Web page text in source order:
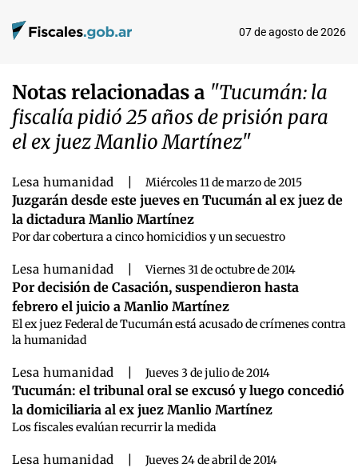
07 de agosto de 2026
Notas relacionadas a "Tucumán: la
fiscalía pidió 25 años de prisión para
el ex juez Manlio Martínez"
Lesa humanidad Miércoles 11 de marzo de 2015
Juzgarán desde este jueves en Tucumán al ex juez de
la dictadura Manlio Martínez
Por dar cobertura a cinco homicidios y un secuestro
Lesa humanidad Viernes 31 de octubre de 2014
Por decisión de Casación, suspendieron hasta
febrero el juicio a Manlio Martínez
El ex juez Federal de Tucumán está acusado de crímenes contra
la humanidad
Lesa humanidad Jueves 3 de julio de 2014
Tucumán: el tribunal oral se excusó y luego concedió
la domiciliaria al ex juez Manlio Martínez
Los fiscales evalúan recurrir la medida
Lesa humanidad Jueves 24 de abril de 2014